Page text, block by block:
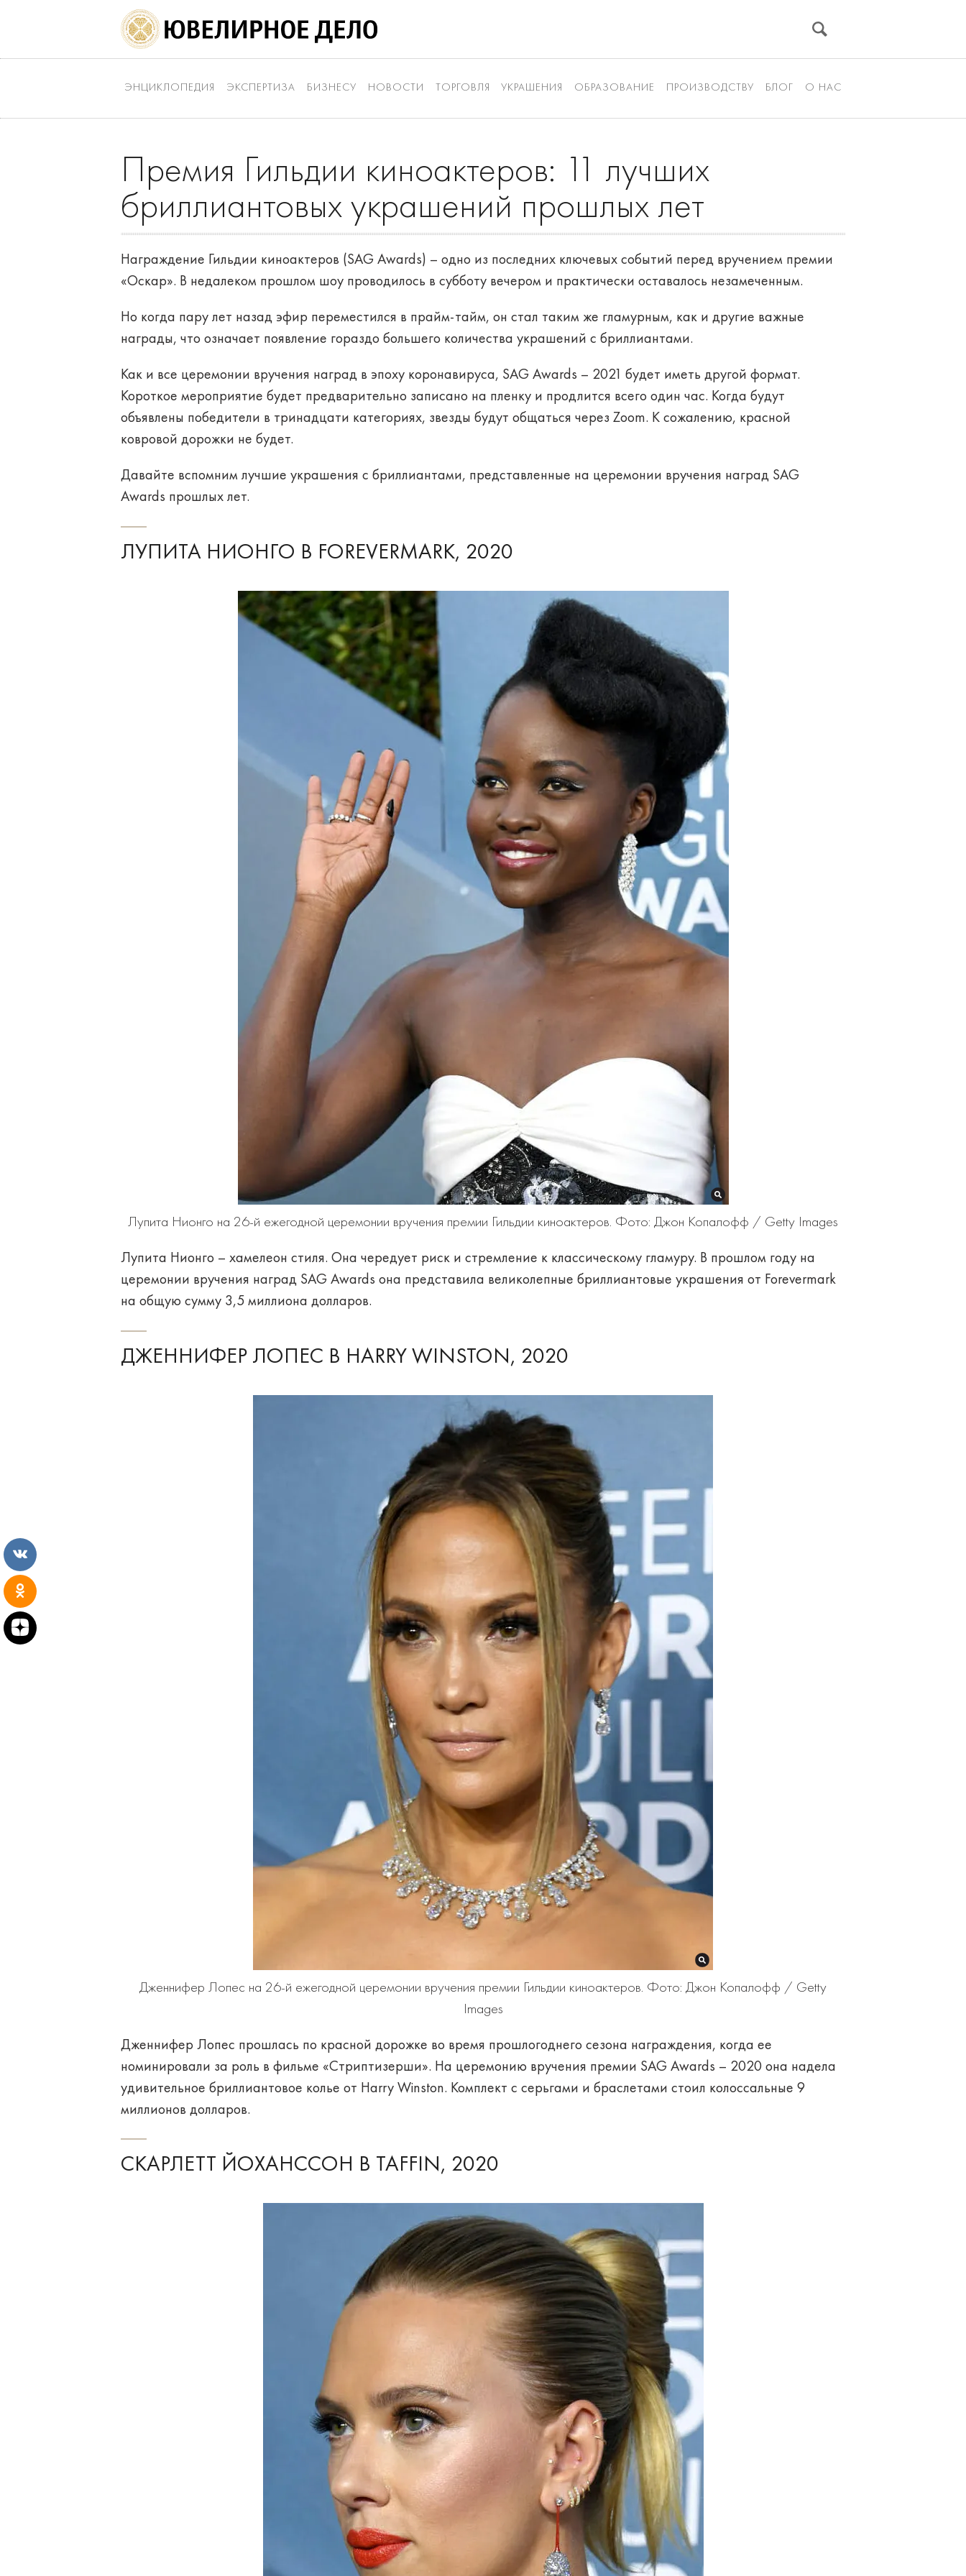
ЭНЦИКЛОПЕДИЯ ЭКСПЕРТИЗА БИЗНЕСУ НОВОСТИ ТОРГОВЛЯ УКРАШЕНИЯ ОБРАЗОВАНИЕ ПРОИЗВОДСТВУ БЛОГ О НАС
Премия Гильдии киноактеров: 11 лучших
бриллиантовых украшений прошлых лет
Награждение Гильдии киноактеров (SAG Awards) – одно из последних ключевых событий перед вручением премии
«Оскар». В недалеком прошлом шоу проводилось в субботу вечером и практически оставалось незамеченным.
Но когда пару лет назад эфир переместился в прайм-тайм, он стал таким же гламурным, как и другие важные
награды, что означает появление гораздо большего количества украшений с бриллиантами.
Как и все церемонии вручения наград в эпоху коронавируса, SAG Awards – 2021 будет иметь другой формат.
Короткое мероприятие будет предварительно записано на пленку и продлится всего один час. Когда будут
объявлены победители в тринадцати категориях, звезды будут общаться через Zoom. К сожалению, красной
ковровой дорожки не будет.
Давайте вспомним лучшие украшения с бриллиантами, представленные на церемонии вручения наград SAG
Awards прошлых лет.
ЛУПИТА НИОНГО В FOREVERMARK, 2020
Лупита Нионго на 26-й ежегодной церемонии вручения премии Гильдии киноактеров. Фото: Джон Копалофф / Getty Images
Лупита Нионго – хамелеон стиля. Она чередует риск и стремление к классическому гламуру. В прошлом году на
церемонии вручения наград SAG Awards она представила великолепные бриллиантовые украшения от Forevermark
на общую сумму 3,5 миллиона долларов.
ДЖЕННИФЕР ЛОПЕС В HARRY WINSTON, 2020
Дженнифер Лопес на 26-й ежегодной церемонии вручения премии Гильдии киноактеров. Фото: Джон Копалофф / Getty
Images
Дженнифер Лопес прошлась по красной дорожке во время прошлогоднего сезона награждения, когда ее
номинировали за роль в фильме «Стриптизерши». На церемонию вручения премии SAG Awards – 2020 она надела
удивительное бриллиантовое колье от Harry Winston. Комплект с серьгами и браслетами стоил колоссальные 9
миллионов долларов.
СКАРЛЕТТ ЙОХАНССОН В TAFFIN, 2020